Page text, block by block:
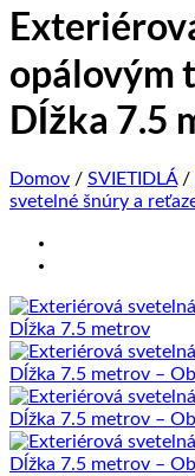
opálovým
Dĺžka 7.5
Domov / SVIETIDLÁ /
svetelné šnúry a